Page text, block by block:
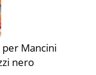
Mancini
nero